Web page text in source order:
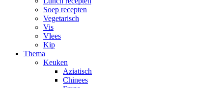
Soep recepten
Vegetarisch
Vis
Vlees
Kip
Thema
Keuken
Aziatisch
Chinees